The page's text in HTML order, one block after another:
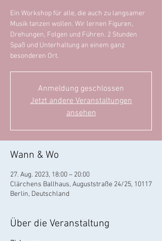
Ein Workshop für alle, die auch zu langsamer
Musik tanzen wollen. Wir lernen Figuren,
Drehungen, Folgen und Führen. 2 Stunden
Spaß und Unterhaltung an einem ganz
besonderen Ort.
Anmeldung geschlossen
Jetzt andere Veranstaltungen
ansehen
Wann & Wo
27. Aug. 2023, 18:00 – 20:00
Clärchens Ballhaus, Auguststraße 24/25, 10117
Berlin, Deutschland
Über die Veranstaltung